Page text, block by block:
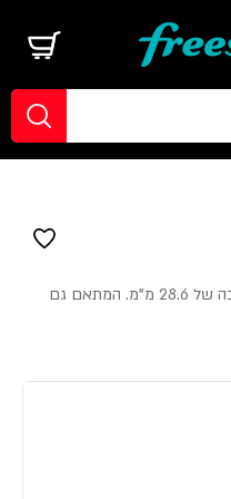
מתאם מכידון דק של 22 מ"מ לכידון עבה של 28.6 מ"מ. המתאם גם